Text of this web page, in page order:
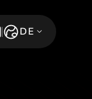
abonnieren
DE